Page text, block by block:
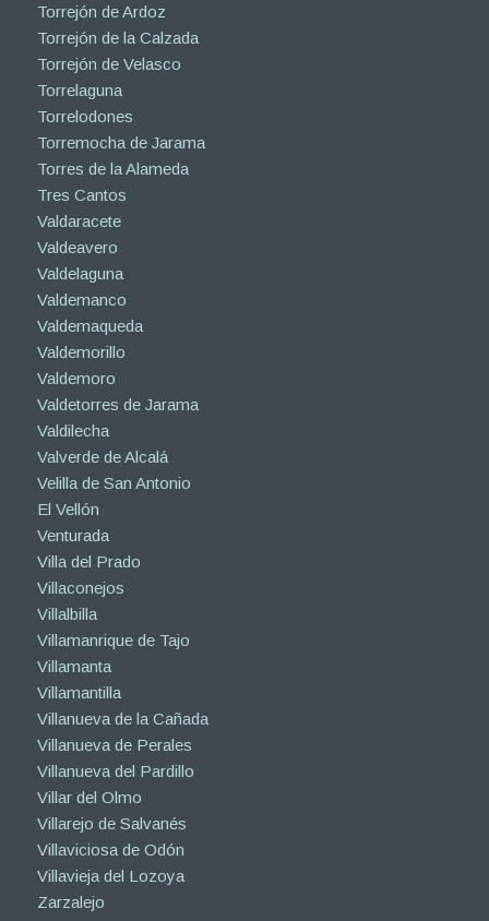
Torrejón de Ardoz
Torrejón de la Calzada
Torrejón de Velasco
Torrelaguna
Torrelodones
Torremocha de Jarama
Torres de la Alameda
Tres Cantos
Valdaracete
Valdeavero
Valdelaguna
Valdemanco
Valdemaqueda
Valdemorillo
Valdemoro
Valdetorres de Jarama
Valdilecha
Valverde de Alcalá
Velilla de San Antonio
El Vellón
Venturada
Villa del Prado
Villaconejos
Villalbilla
Villamanrique de Tajo
Villamanta
Villamantilla
Villanueva de la Cañada
Villanueva de Perales
Villanueva del Pardillo
Villar del Olmo
Villarejo de Salvanés
Villaviciosa de Odón
Villavieja del Lozoya
Zarzalejo